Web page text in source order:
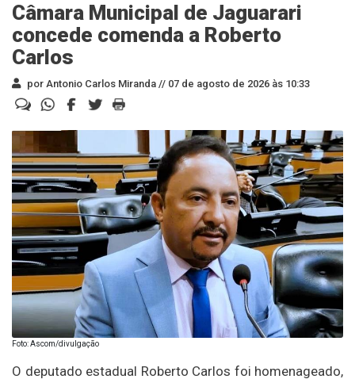
Câmara Municipal de Jaguarari
concede comenda a Roberto
Carlos
por Antonio Carlos Miranda // 07 de agosto de 2026 às 10:33
Foto: Ascom/divulgação
O deputado estadual Roberto Carlos foi homenageado,